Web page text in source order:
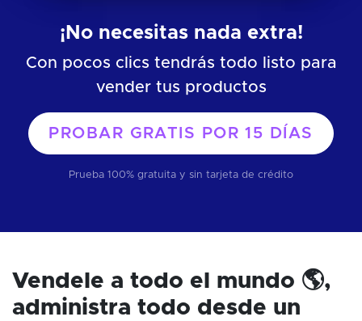
¡No necesitas nada extra!
Con pocos clics tendrás todo listo para
vender tus productos
PROBAR GRATIS POR15 DÍAS
Prueba 100% gratuita y sin tarjeta de crédito
Vendele a todo el mundo 🌎,
administra todo desde un